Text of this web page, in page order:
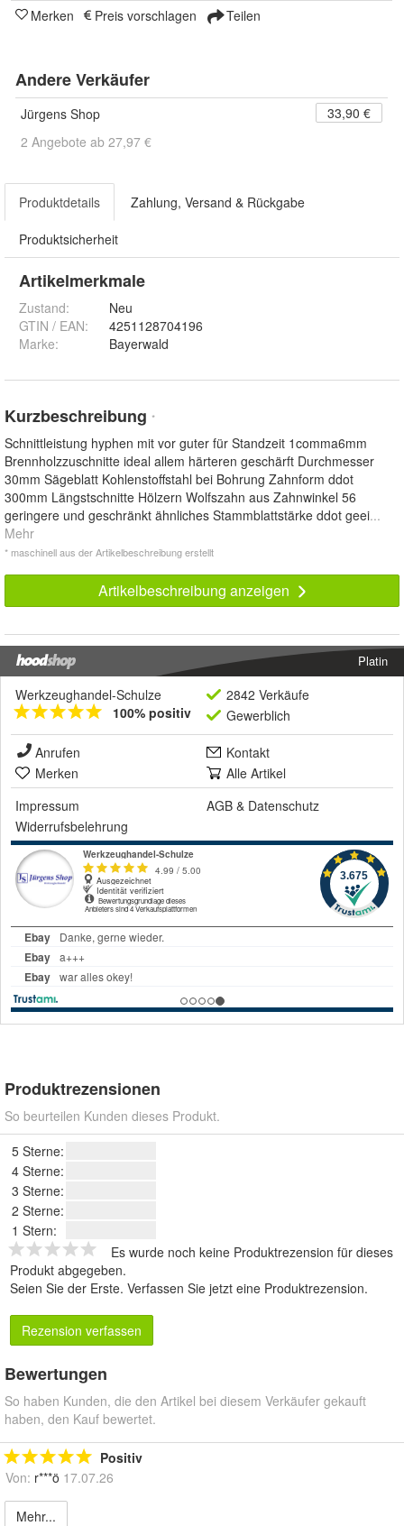
Merken Preis vorschlagen Teilen
Andere Verkäufer
Jürgens Shop
33,90 €
2 Angebote ab 27,97 €
Produktdetails Zahlung, Versand & Rückgabe
Produktsicherheit
Artikelmerkmale
Zustand:
Neu
GTIN / EAN:
4251128704196
Marke:
Bayerwald
Kurzbeschreibung *
Schnittleistung hyphen mit vor guter für Standzeit 1comma6mm
Brennholzzuschnitte ideal allem härteren geschärft Durchmesser
30mm Sägeblatt Kohlenstoffstahl bei Bohrung Zahnform ddot
300mm Längstschnitte Hölzern Wolfszahn aus Zahnwinkel 56
geringere und geschränkt ähnliches Stammblattstärke ddot geei...
Mehr
* maschinell aus der Artikelbeschreibung erstellt
Artikelbeschreibung anzeigen
Platin
Werkzeughandel-Schulze
100% positiv
2842 Verkäufe
Gewerblich
Anrufen
Kontakt
Merken
Alle Artikel
Impressum
AGB & Datenschutz
Widerrufsbelehrung
Produktrezensionen
So beurteilen Kunden dieses Produkt.
5 Sterne:
4 Sterne:
3 Sterne:
2 Sterne:
1 Stern:
Es wurde noch keine Produktrezension für dieses
Produkt abgegeben.
Seien Sie der Erste. Verfassen Sie jetzt eine Produktrezension.
Rezension verfassen
Bewertungen
So haben Kunden, die den Artikel bei diesem Verkäufer gekauft
haben, den Kauf bewertet.
Positiv
Von: r***ö 17.07.26
Mehr...